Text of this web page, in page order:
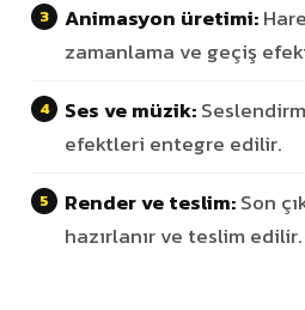
Animasyon üretimi:
zamanlama ve geçiş
Ses ve müzik:
efektleri entegre edilir.
Render ve teslim:Son
hazırlanır ve teslim edilir.